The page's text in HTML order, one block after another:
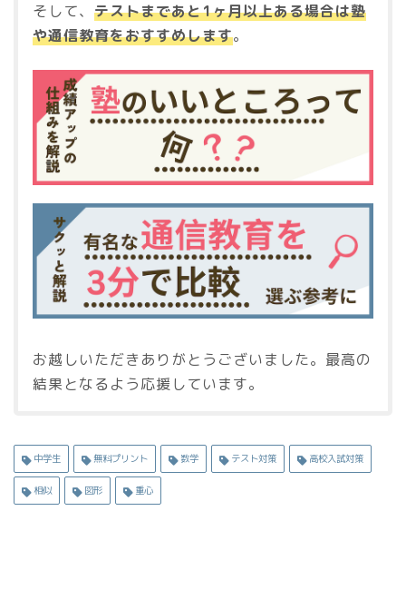
そして、 テストまであと1ヶ月以上ある場合は塾
や通信教育をおすすめします。
お越しいただきありがとうございました。最高の
結果となるよう応援しています。
中学生 無料プリント 数学 テスト対策 高校入試対策
相似 図形 重心